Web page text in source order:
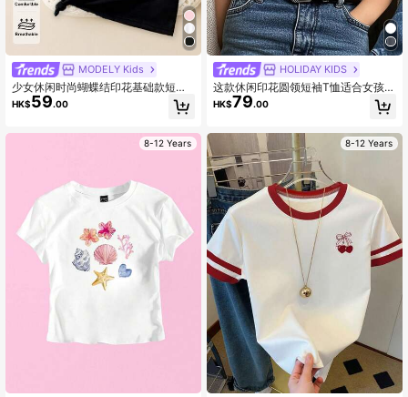
MODELY Kids
少女休闲时尚蝴蝶结印花基础款短款T
恤，舒适温暖的秋季款式，适合夏季
和秋季穿着，时尚上衣
HK$59.00
8-12 Years
HOLIDAY KIDS
这款休闲印花圆领短袖T恤适合女孩和
儿童在夏季穿着——甜美的粉色蝴蝶
结图案，为喜爱蝴蝶结并想要脱颖而
童装、女孩图案T恤、夏季上衣、青少
年服装
HK$79.00
8-12 Years